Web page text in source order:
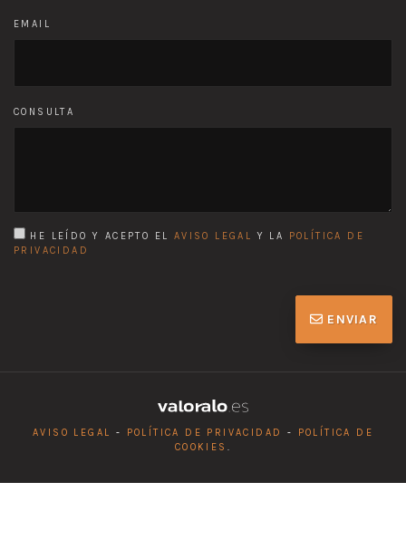
EMAIL
CONSULTA
HE LEÍDO Y ACEPTO EL AVISO LEGAL Y LA
POLÍTICA DE
PRIVACIDAD
ENVIAR
AVISO LEGAL - POLÍTICA DE PRIVACIDAD -
POLÍTICA DE
COOKIES .